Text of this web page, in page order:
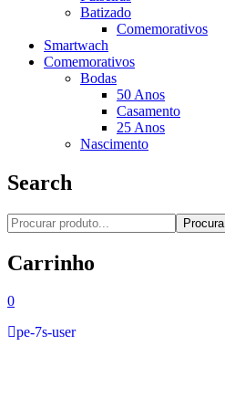
Batizado
Comemorativos
Smartwach
Comemorativos
Bodas
50 Anos
Casamento
25 Anos
Nascimento
Search
Procura
Carrinho
0
pe-7s-user